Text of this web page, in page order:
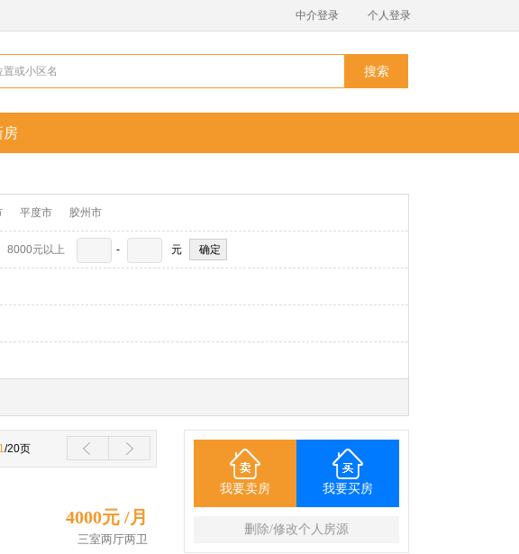
中介登录 个人登录
搜索
房
平度市 胶州市
8000元以上 - 元
1/20页
4000元 /月
三室两厅两卫
我要卖房 我要买房
删除/修改个人房源